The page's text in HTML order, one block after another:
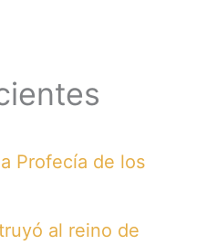
Profecía de los
al reino de